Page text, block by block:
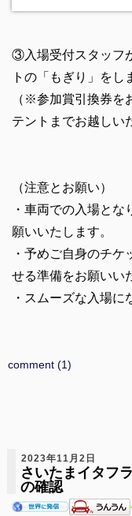
③入場受付スタッフ
トの「もぎり」をし
（※参加賞引換券を
テントまでお越しい
（注意とお願い）
・車両での入場と
願いいたします。
・予めご自身のチ
せる準備をお願いい
・スムーズな入場に
comment (1)
2023年11月2日
さいたまイタフ
の確認